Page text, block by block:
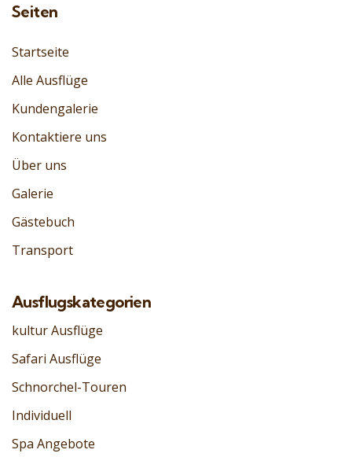
Seiten
Startseite
Alle Ausflüge
Kundengalerie
Kontaktiere uns
Über uns
Galerie
Gästebuch
Transport
Ausflugskategorien
kultur Ausflüge
Safari Ausflüge
Schnorchel-Touren
Individuell
Spa Angebote